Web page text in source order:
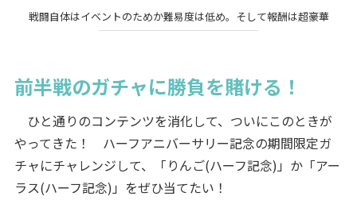
戦闘自体はイベントのためか難易度は低め。そして報酬は超豪華
前半戦のガチャに勝負を賭ける！
ひと通りのコンテンツを消化して、ついにこのときが
やってきた！ ハーフアニバーサリー記念の期間限定ガ
チャにチャレンジして、「りんご(ハーフ記念)」か「アー
ラス(ハーフ記念)」をぜひ当てたい！